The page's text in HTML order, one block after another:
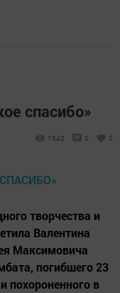
спасибо»
1543 0 0
творчества и
Валентина
Максимовича
погибшего 23
похороненного в